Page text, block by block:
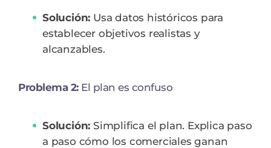
Solución: Usa datos históricos para
establecer objetivos realistas y
alcanzables.
Problema 2:El plan es confuso
Solución: Simplifica el plan. Explica paso
a paso cómo los comerciales ganan